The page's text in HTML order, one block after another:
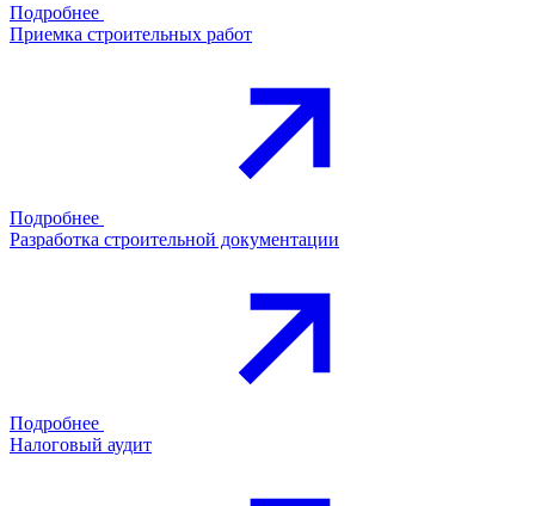
Подробнее
Приемка строительных работ
Подробнее
Разработка строительной документации
Подробнее
Налоговый аудит